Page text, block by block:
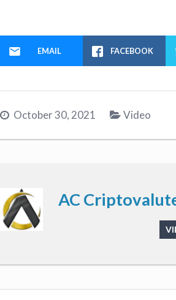
EMAIL FACEBOOK
October 30, 2021 Video
AC